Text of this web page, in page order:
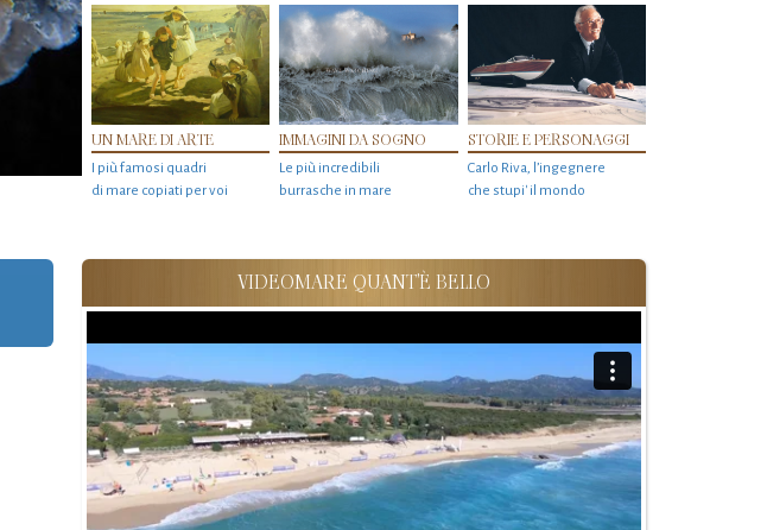
UN MARE DI ARTE
I più famosi quadri
di mare copiati per voi
IMMAGINI DA SOGNO
Le più incredibili
burrasche in mare
STORIE E PERSONAGGI
Carlo Riva, l’ingegnere
che stupi' il mondo
VIDEOMARE QUANT'È BELLO